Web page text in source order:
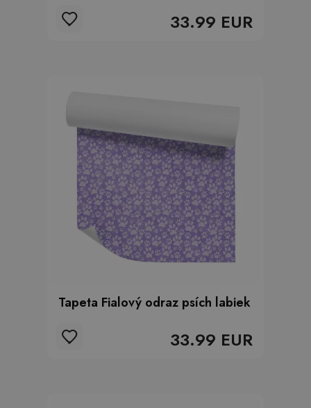
33.99 EUR
Tapeta Fialový odraz psích labiek
33.99 EUR